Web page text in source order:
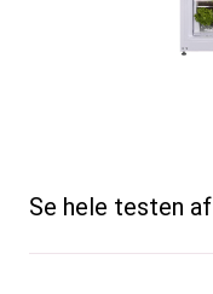
Se hele testen af